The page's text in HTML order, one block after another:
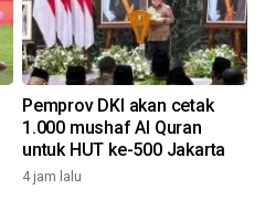
Pemprov DKI akan cetak
1.000 mushaf Al Quran
untuk HUT ke-500 Jakarta
4 jam lalu